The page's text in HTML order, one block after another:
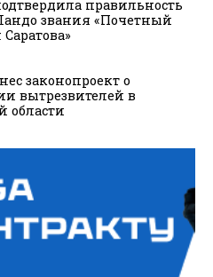
правильность
звания «Почетный
законопроект о
вытрезвителей в
области